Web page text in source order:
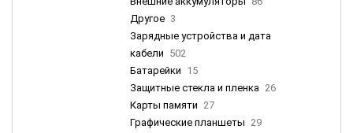
Другое 3
Зарядные устройства и дата
кабели 502
Батарейки 15
Защитные стекла и пленка 26
Карты памяти 27
Графические планшеты 29